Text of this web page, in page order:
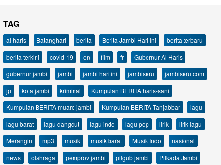
TAG
al haris Batanghari berita Berita Jambi Hari Ini
berita terbaru
berita terkini
covid-19 en film fr
Gubernur Al Haris
gubernur jambi
jambi jambi hari ini jambiseru
jambiseru.com
jp
kota jambi kriminal
Kumpulan BERITA haris-sani
Kumpulan BERITA muaro jambi
Kumpulan BERITA Tanjabbar
lagu
lagu barat
lagu dangdut lagu indo lagu pop lirik
lirik lagu
Merangin
mp3 musik musik barat Musik Indo
nasional
news
olahraga pemprov jambi pilgub jambi
Pilkada Jambi